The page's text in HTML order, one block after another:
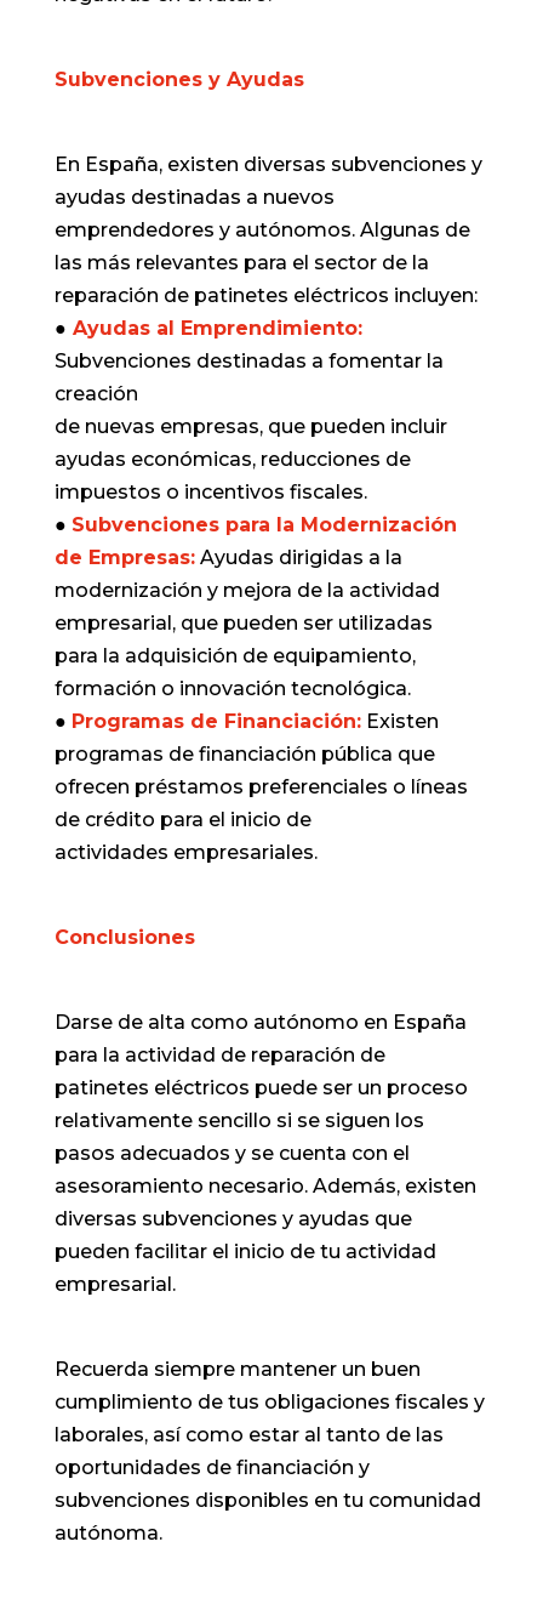
Subvenciones y Ayudas
En España, existen diversas subvenciones y
ayudas destinadas a nuevos
emprendedores y autónomos. Algunas de
las más relevantes para el sector de la
reparación de patinetes eléctricos incluyen:
● Ayudas al Emprendimiento:
Subvenciones destinadas a fomentar la
creación
de nuevas empresas, que pueden incluir
ayudas económicas, reducciones de
impuestos o incentivos fiscales.
● Subvenciones para la Modernización
de Empresas:Ayudas dirigidas a la
modernización y mejora de la actividad
empresarial, que pueden ser utilizadas
para la adquisición de equipamiento,
formación o innovación tecnológica.
● Programas de Financiación:Existen
programas de financiación pública que
ofrecen préstamos preferenciales o líneas
de crédito para el inicio de
actividades empresariales.
Conclusiones
Darse de alta como autónomo en España
para la actividad de reparación de
patinetes eléctricos puede ser un proceso
relativamente sencillo si se siguen los
pasos adecuados y se cuenta con el
asesoramiento necesario. Además, existen
diversas subvenciones y ayudas que
pueden facilitar el inicio de tu actividad
empresarial.
Recuerda siempre mantener un buen
cumplimiento de tus obligaciones fiscales y
laborales, así como estar al tanto de las
oportunidades de financiación y
subvenciones disponibles en tu comunidad
autónoma.